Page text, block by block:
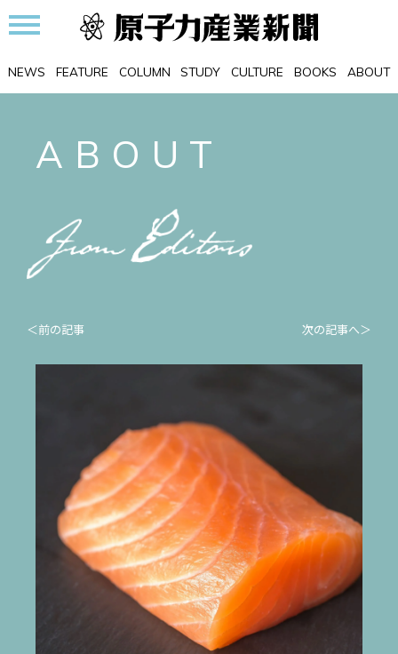
NEWS FEATURE COLUMN STUDY CULTURE BOOKS ABOUT
ABOUT
＜前の記事 次の記事へ＞